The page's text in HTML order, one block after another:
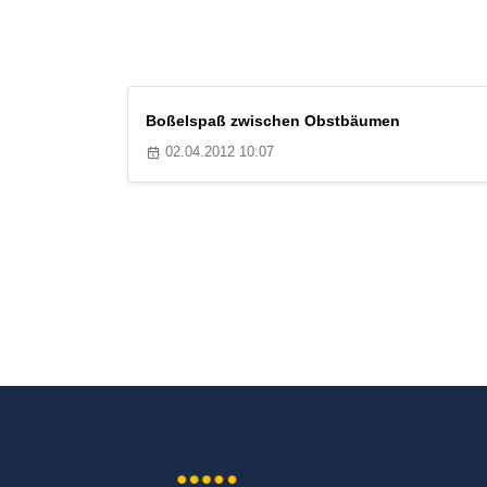
Boßelspaß zwischen Obstbäumen
02.04.2012 10:07